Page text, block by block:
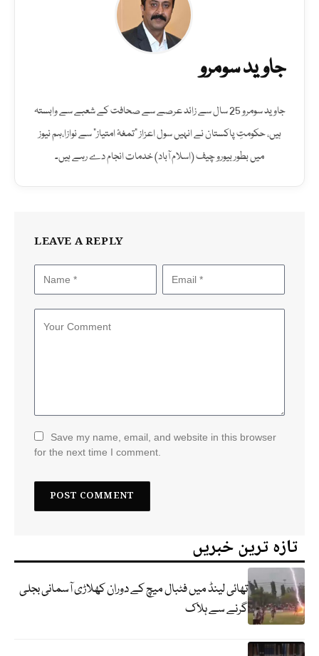
جاوید سومرو
جاوید سومرو 25 سال سے زائد عرصے سے صحافت کے شعبے سے وابستہ
ہیں، حکومتِ پاکستان نے انہیں سول اعزاز "تمغۂ امتیاز" سے نوازا،ہم نیوز
میں بطور بیورو چیف (اسلام آباد) خدمات انجام دے رہے ہیں۔
LEAVE A REPLY
Save my name, email, and website in this browser
for the next time I comment.
تازہ ترین خبریں
تھائی لینڈ میں فٹبال میچ کے دوران کھلاڑی آسمانی بجلی
گرنے سے ہلاک